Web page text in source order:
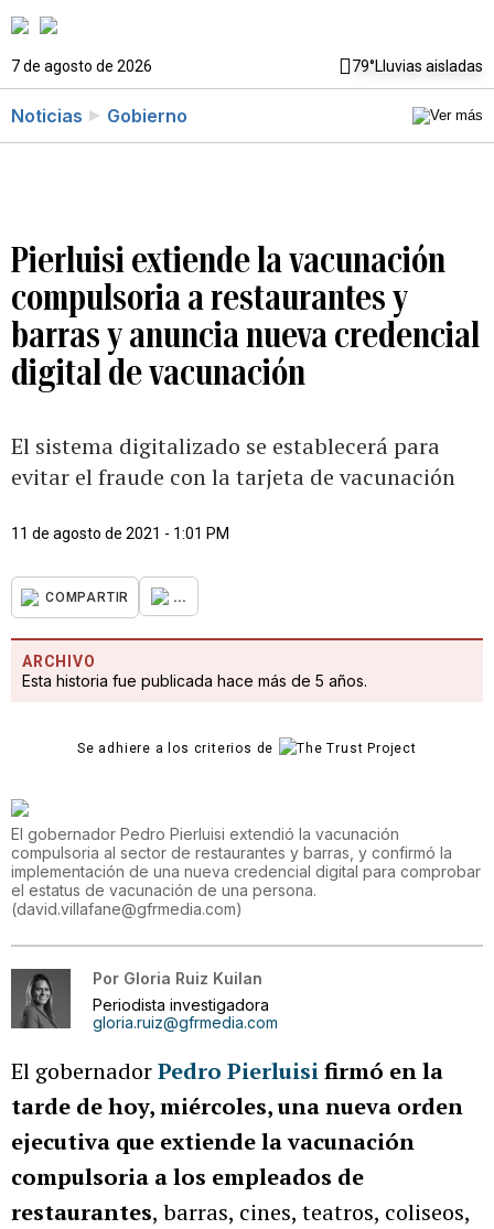
7 de agosto de 2026 79°Lluvias aisladas
Noticias Gobierno
Pierluisi extiende la vacunación
compulsoria a restaurantes y
barras y anuncia nueva credencial
digital de vacunación
El sistema digitalizado se establecerá para
evitar el fraude con la tarjeta de vacunación
11 de agosto de 2021 - 1:01 PM
COMPARTIR ...
ARCHIVO
Esta historia fue publicada hace más de 5 años.
Se adhiere a los criterios de
El gobernador Pedro Pierluisi extendió la vacunación
compulsoria al sector de restaurantes y barras, y confirmó la
implementación de una nueva credencial digital para comprobar
el estatus de vacunación de una persona.
(david.villafane@gfrmedia.com)
Por Gloria Ruiz Kuilan
Periodista investigadora
gloria.ruiz@gfrmedia.com
El gobernadorPedro Pierluisifirmó en la
tarde de hoy, miércoles, una nueva orden
ejecutiva que extiende la vacunación
compulsoria a los empleados de
restaurantes, barras, cines, teatros, coliseos,